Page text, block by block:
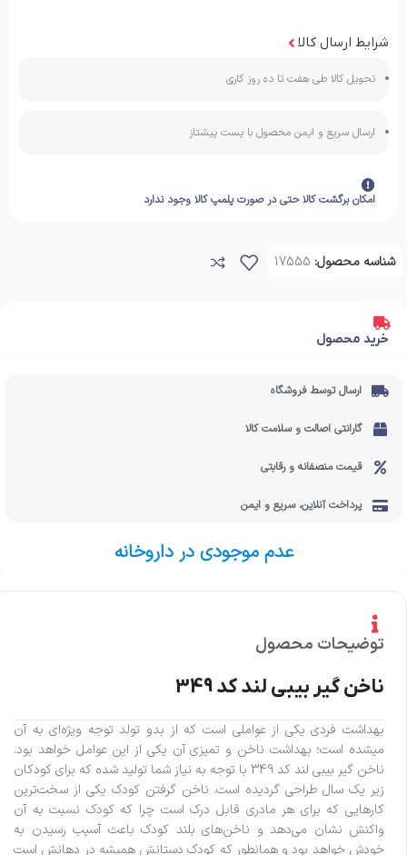
شرایط ارسال کالا
تحویل کالا طی هفت تا ده روز کاری
ارسال سریع و ایمن محصول با پست پیشتاز
امکان برگشت کالا حتی در صورت پلمپ کالا وجود ندارد
شناسه محصول: 17555
خرید محصول
ارسال توسط فروشگاه
گارانتی اصالت و سلامت کالا
قیمت منصفانه و رقابتی
پرداخت آنلاین، سریع و ایمن
عدم موجودی در داروخانه
توضیحات محصول
ناخن گیر بیبی لند کد 349
بهداشت فردی یکی از عواملی است که از بدو تولد توجه ویژه‌ای به آن
میشده است؛ بهداشت ناخن و تمیزی آن یکی از این عوامل خواهد بود.
ناخن گیر بیبی لند کد 349 با توجه به نیاز شما تولید شده که برای کودکان
زیر یک سال طراحی گردیده است. ناخن گرفتن کودک یکی از سخت‌ترین
کارهایی که برای هر مادری قابل درک است چرا که کودک نسبت به آن
واکنش نشان می‌دهد و ناخن‌های بلند کودک باعث آسیب رسیدن به
خودش خواهد بود و همانطور که کودک دستانش همیشه در دهانش است